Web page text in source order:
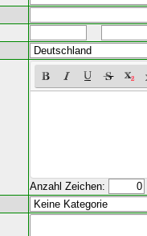
Anzahl Zeichen: